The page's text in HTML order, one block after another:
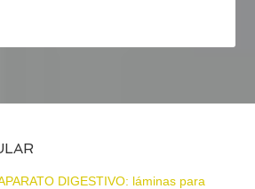
DIGESTIVO: láminas para